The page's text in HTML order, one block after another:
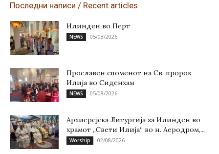
Последни написи / Recent articles
Илинден во Перт
NEWS 05/08/2026
Прославен споменот на Св. пророк
Илија во Сиденхам
NEWS 05/08/2026
Архиерејска Литургија за Илинден во
храмот „Свети Илија“ во н. Аеродром,...
Worship 02/08/2026